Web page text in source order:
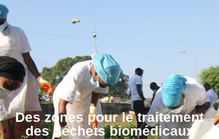
Des zones pour le traitement
des déchets biomédicaux